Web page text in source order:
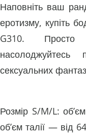
Наповніть ваш
еротизму, купіть
G310. Просто
сексуальних
Розмір S/M/L:
об’єм талії — від